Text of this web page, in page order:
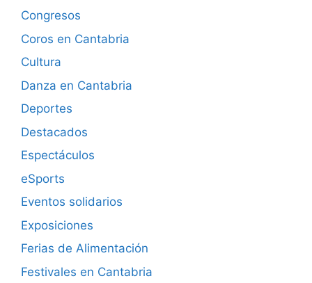
Congresos
Coros en Cantabria
Cultura
Danza en Cantabria
Deportes
Destacados
Espectáculos
eSports
Eventos solidarios
Exposiciones
Ferias de Alimentación
Festivales en Cantabria